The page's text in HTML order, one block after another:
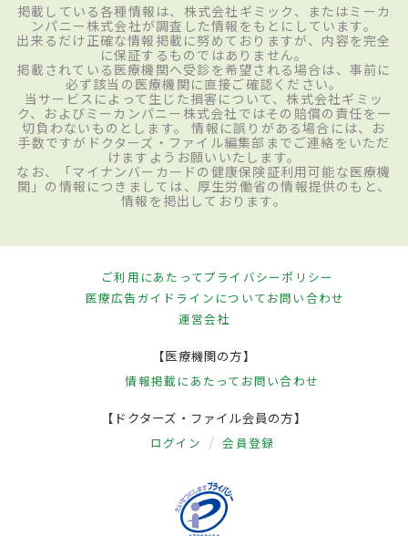
掲載している各種情報は、株式会社ギミック、またはミーカ
ンパニー株式会社が調査した情報をもとにしています。
出来るだけ正確な情報掲載に努めておりますが、内容を完全
に保証するものではありません。
掲載されている医療機関へ受診を希望される場合は、事前に
必ず該当の医療機関に直接ご確認ください。
当サービスによって生じた損害について、株式会社ギミッ
ク、およびミーカンパニー株式会社ではその賠償の責任を一
切負わないものとします。 情報に誤りがある場合には、お
手数ですがドクターズ・ファイル編集部までご連絡をいただ
けますようお願いいたします。
なお、「マイナンバーカードの健康保険証利用可能な医療機
関」の情報につきましては、厚生労働省の情報提供のもと、
情報を掲出しております。
ご利用にあたってプライバシーポリシー
医療広告ガイドラインについてお問い合わせ
運営会社
【医療機関の方】
情報掲載にあたって お問い合わせ
【ドクターズ・ファイル会員の方】
ログイン 会員登録